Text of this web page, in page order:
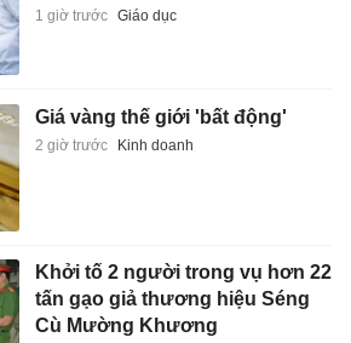
1 giờ trước Giáo dục
Giá vàng thế giới 'bất động'
2 giờ trước Kinh doanh
Khởi tố 2 người trong vụ hơn 22
tấn gạo giả thương hiệu Séng
Cù Mường Khương